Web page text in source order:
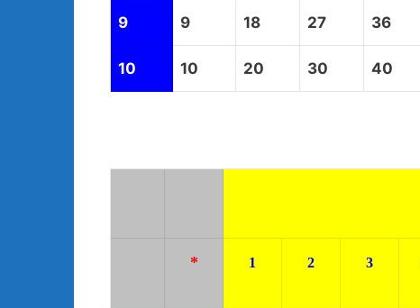
9 9 18 27 36
10 10 20 30 40
* 1 2 3